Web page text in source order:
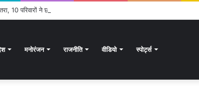
10 परिवारों ने छोड़े घर; सुरक्षित स्थानों पर ली शरण
मनोरंजन राजनीति वीडियो स्पोर्ट्स